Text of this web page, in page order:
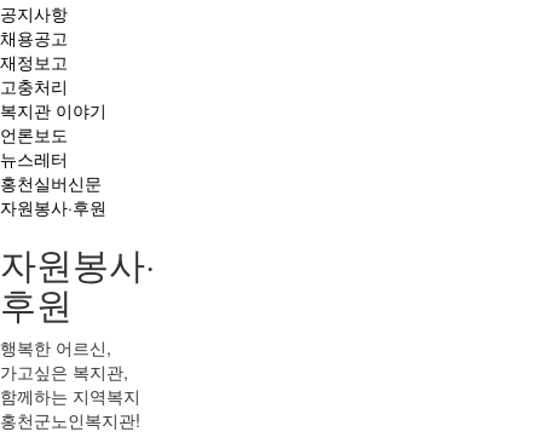
공지사항
채용공고
재정보고
고충처리
복지관 이야기
언론보도
뉴스레터
홍천실버신문
자원봉사·후원
자원봉사·
후원
행복한 어르신,
가고싶은 복지관,
함께하는 지역복지
홍천군노인복지관!